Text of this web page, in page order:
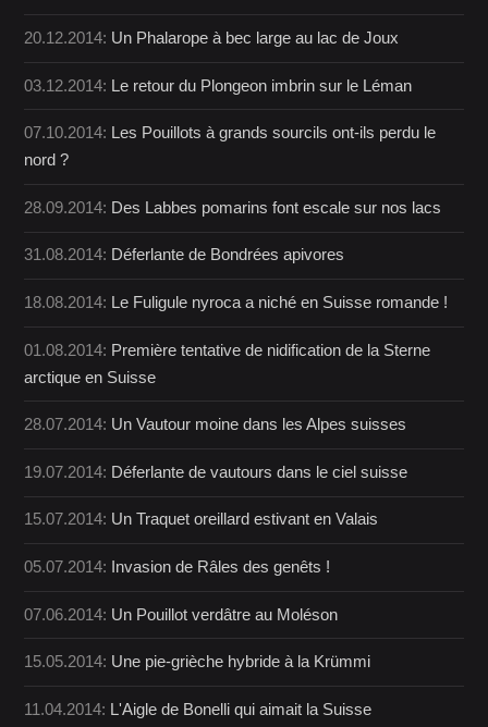
20.12.2014: Un Phalarope à bec large au lac de Joux
03.12.2014: Le retour du Plongeon imbrin sur le Léman
07.10.2014: Les Pouillots à grands sourcils ont-ils perdu le
nord ?
28.09.2014: Des Labbes pomarins font escale sur nos lacs
31.08.2014: Déferlante de Bondrées apivores
18.08.2014: Le Fuligule nyroca a niché en Suisse romande !
01.08.2014: Première tentative de nidification de la Sterne
arctique en Suisse
28.07.2014: Un Vautour moine dans les Alpes suisses
19.07.2014: Déferlante de vautours dans le ciel suisse
15.07.2014: Un Traquet oreillard estivant en Valais
05.07.2014: Invasion de Râles des genêts !
07.06.2014: Un Pouillot verdâtre au Moléson
15.05.2014: Une pie-grièche hybride à la Krümmi
11.04.2014: L'Aigle de Bonelli qui aimait la Suisse